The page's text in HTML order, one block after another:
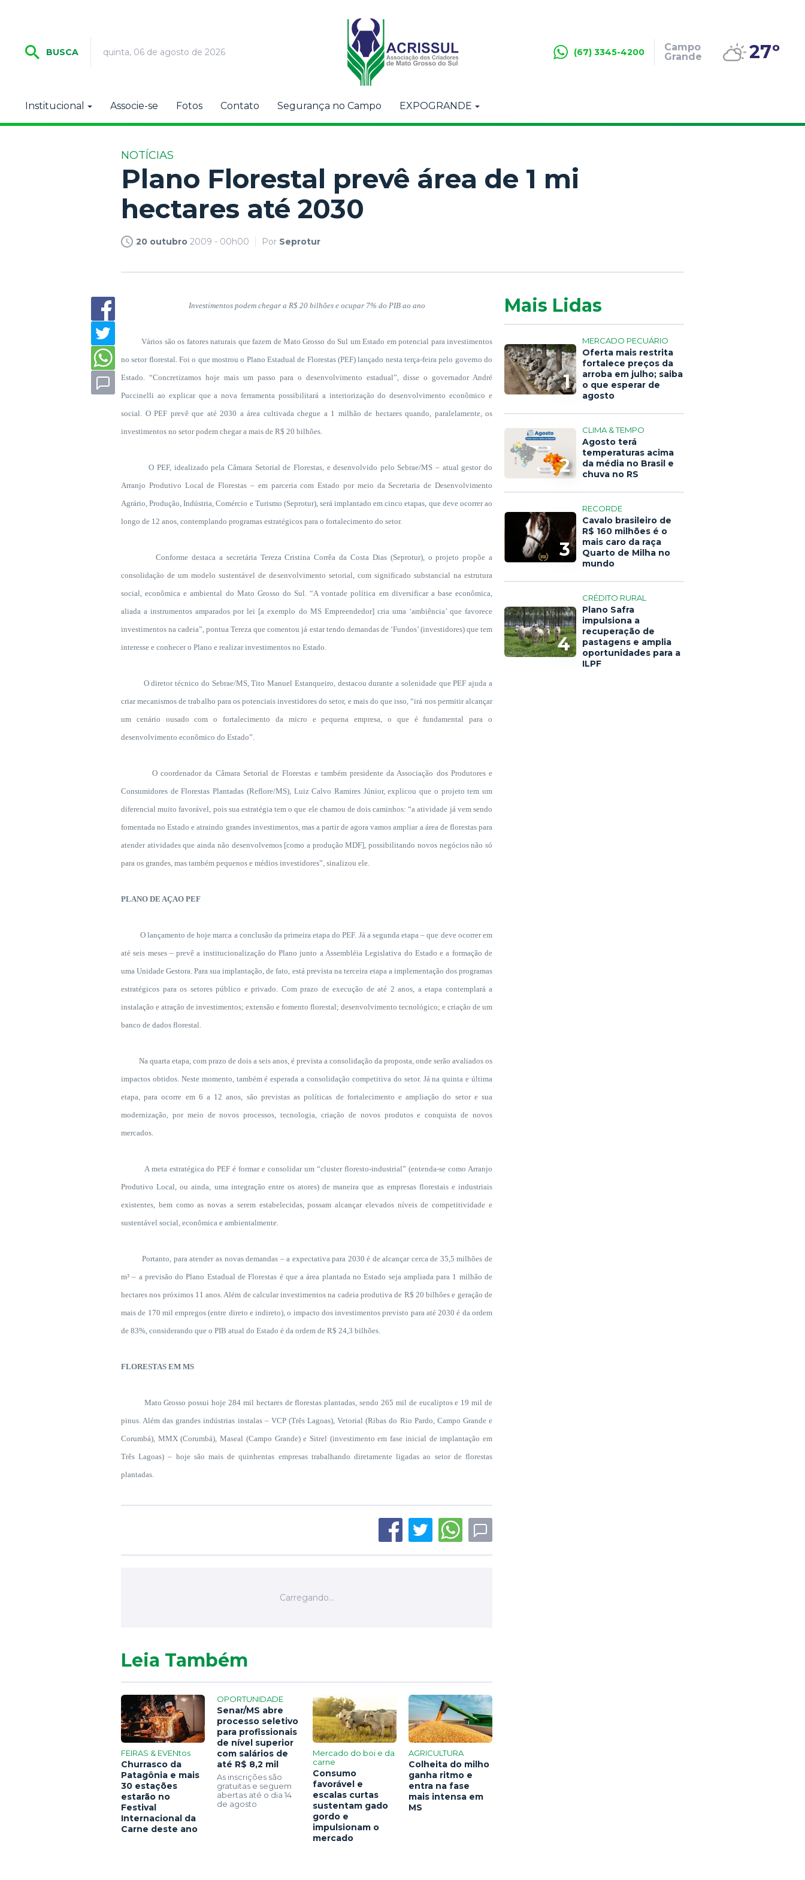
BUSCA quinta, 06 de agosto de 2026 (67) 3345-4200
Campo
Grande
27º
Institucional Associe-se Fotos Contato Segurança no Campo EXPOGRANDE
NOTÍCIAS
Plano Florestal prevê área de 1 mi
hectares até 2030
20 outubro 2009 - 00h00 Por Seprotur
Investimentos podem chegar a R$ 20 bilhões e ocupar 7% do PIB ao ano
Vários são os fatores naturais que fazem de Mato Grosso do Sul um Estado em potencial para investimentos
no setor florestal. Foi o que mostrou o Plano Estadual de Florestas (PEF) lançado nesta terça-feira pelo governo do
Estado. “Concretizamos hoje mais um passo para o desenvolvimento estadual”, disse o governador André
Puccinelli ao explicar que a nova ferramenta possibilitará a interiorização do desenvolvimento econômico e
social. O PEF prevê que até 2030 aárea cultivada chegue a 1 milhão de hectares quando, paralelamente, os
investimentos no setor podem chegar a mais de R$ 20 bilhões.
O PEF, idealizado pela Câmara Setorial de Florestas, e desenvolvido pelo Sebrae/MS – atual gestor do
Arranjo Produtivo Local de Florestas – em parceria com Estado por meio da Secretaria de Desenvolvimento
Agrário, Produção, Indústria, Comércio e Turismo (Seprotur), será implantado em cinco etapas, que deve ocorrer ao
longo de 12 anos, contemplando programas estratégicos para o fortalecimento do setor.
Conforme destaca a secretária Tereza Cristina Corrêa da Costa Dias (Seprotur), o projeto propõe a
consolidação de um modelo sustentável de desenvolvimento setorial, com significado substancial na estrutura
social, econômica e ambiental do Mato Grosso do Sul. “Avontade política em diversificar a base econômica,
aliada a instrumentos amparados por lei [a exemplo do MS Empreendedor] cria uma ‘ambiência’ que favorece
investimentos na cadeia”, pontua Tereza que comentou já estar tendo demandas de ‘Fundos’ (investidores) que tem
interesse e conhecer o Plano e realizar investimentos no Estado.
O diretor técnico do Sebrae/MS, Tito Manuel Estanqueiro, destacou durante a solenidade que PEF ajuda a
criar mecanismos de trabalho para os potenciais investidores do setor, e mais do que isso, “irá nos permitir alcançar
um cenário ousado com o fortalecimento da micro e pequena empresa, o que é fundamental para o
desenvolvimento econômico do Estado”.
O coordenador da Câmara Setorial de Florestas e também presidente da Associação dos Produtores e
Consumidores de Florestas Plantadas (Reflore/MS), Luiz Calvo Ramires Júnior, explicou que o projeto tem um
diferencial muito favorável, pois sua estratégia tem o que ele chamou de dois caminhos: “a atividade já vem sendo
fomentada no Estado e atraindo grandes investimentos, mas a partir de agora vamos ampliar a área de florestas para
atender atividades que ainda não desenvolvemos [como a produção MDF], possibilitando novos negócios não só
para os grandes, mas também pequenos e médios investidores”, sinalizou ele.
PLANO DE AÇAO PEF
O lançamento de hoje marca a conclusão da primeira etapa do PEF. Já a segunda etapa – que deve ocorrer em
até seis meses – prevê a institucionalização do Plano junto a Assembléia Legislativa do Estado e a formação de
uma Unidade Gestora. Para sua implantação, de fato, está prevista na terceira etapa a implementação dos programas
estratégicos para os setores público e privado. Com prazo de execução de até 2 anos, a etapa contemplará a
instalação e atração de investimentos; extensão e fomento florestal; desenvolvimento tecnológico; e criação de um
banco de dados florestal.
Na quarta etapa, com prazo de dois a seis anos, é prevista a consolidação da proposta, onde serão avaliados os
impactos obtidos. Neste momento, também é esperada a consolidação competitiva do setor. Já na quinta e última
etapa, para ocorre em 6 a 12 anos, são previstas as políticas de fortalecimento e ampliação do setor e sua
modernização, por meio de novos processos, tecnologia, criação de novos produtos e conquista de novos
mercados.
A meta estratégica do PEF é formar e consolidar um “cluster floresto-industrial” (entenda-se como Arranjo
Produtivo Local, ou ainda, uma integração entre os atores) de maneira que as empresas florestais e industriais
existentes, bem como as novas a serem estabelecidas, possam alcançar elevados níveis de competitividade e
sustentável social, econômica e ambientalmente.
Portanto, para atender as novas demandas – a expectativa para 2030 é de alcançar cerca de 35,5 milhões de
m³ – a previsão do Plano Estadual de Florestas é que a área plantada no Estado seja ampliada para 1 milhão de
hectares nos próximos 11 anos. Além de calcular investimentos na cadeia produtiva de R$ 20 bilhões e geração de
mais de 170 mil empregos (entre direto e indireto), o impacto dos investimentos previsto para até 2030 é da ordem
de 83%, considerando que o PIB atual do Estado é da ordem de R$ 24,3 bilhões.
FLORESTAS EM MS
Mato Grosso possui hoje 284 mil hectares de florestas plantadas, sendo 265 mil de eucaliptos e 19 mil de
pinus. Além das grandes indústrias instalas – VCP (Três Lagoas), Vetorial (Ribas do Rio Pardo, Campo Grande e
Corumbá), MMX (Corumbá), Maseal (Campo Grande) e Sitrel (investimento em fase inicial de implantação em
Três Lagoas) – hoje são mais de quinhentas empresas trabalhando diretamente ligadas ao setor de florestas
plantadas.
Mais Lidas
1
MERCADO PECUÁRIO
Oferta mais restrita
fortalece preços da
arroba em julho; saiba
o que esperar de
agosto
2
CLIMA & TEMPO
Agosto terá
temperaturas acima
da média no Brasil e
chuva no RS
3
RECORDE
Cavalo brasileiro de
R$ 160 milhões é o
mais caro da raça
Quarto de Milha no
mundo
4
CRÉDITO RURAL
Plano Safra
impulsiona a
recuperação de
pastagens e amplia
oportunidades para a
ILPF
Leia Também
FEIRAS & EVENtos
Churrasco da
Patagônia e mais
30 estações
estarão no
Festival
Internacional da
Carne deste ano
OPORTUNIDADE
Senar/MS abre
processo seletivo
para profissionais
de nível superior
com salários de
até R$ 8,2 mil
As inscrições são
gratuitas e seguem
abertas até o dia 14
de agosto
Mercado do boi e da
carne
Consumo
favorável e
escalas curtas
sustentam gado
gordo e
impulsionam o
mercado
AGRICULTURA
Colheita do milho
ganha ritmo e
entra na fase
mais intensa em
MS